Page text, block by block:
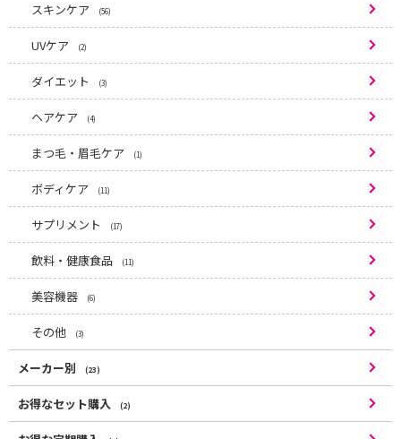
スキンケア (56)
UVケア (2)
ダイエット (3)
ヘアケア (4)
まつ毛・眉毛ケア (1)
ボディケア (11)
サプリメント (17)
飲料・健康食品 (11)
美容機器 (6)
その他 (3)
メーカー別 (23)
お得なセット購入 (2)